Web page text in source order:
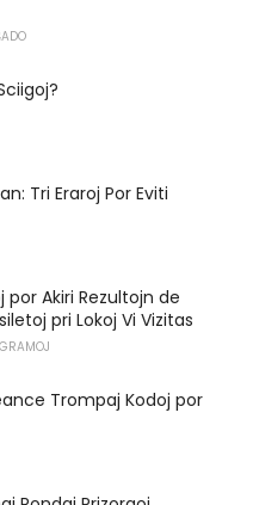
Tri Eraroj Por Eviti
por Akiri Rezultojn de
pri Lokoj Vi Vizitas
Trompaj Kodoj por